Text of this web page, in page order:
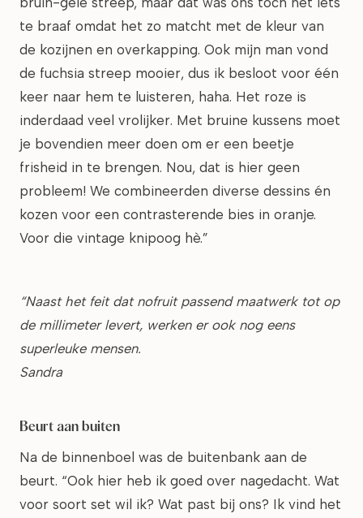
te braaf omdat het zo matcht met de kleur van
de kozijnen en overkapping. Ook mijn man vond
de fuchsia streep mooier, dus ik besloot voor één
keer naar hem te luisteren, haha. Het roze is
inderdaad veel vrolijker. Met bruine kussens moet
je bovendien meer doen om er een beetje
frisheid in te brengen. Nou, dat is hier geen
probleem! We combineerden diverse dessins én
kozen voor een contrasterende bies in oranje.
Voor die vintage knipoog hè.”
“Naast het feit dat nofruit passend maatwerk tot op
de millimeter levert, werken er ook nog eens
superleuke mensen.
Sandra
Beurt aan buiten
Na de binnenboel was de buitenbank aan de
beurt. “Ook hier heb ik goed over nagedacht. Wat
voor soort set wil ik? Wat past bij ons? Ik vind het